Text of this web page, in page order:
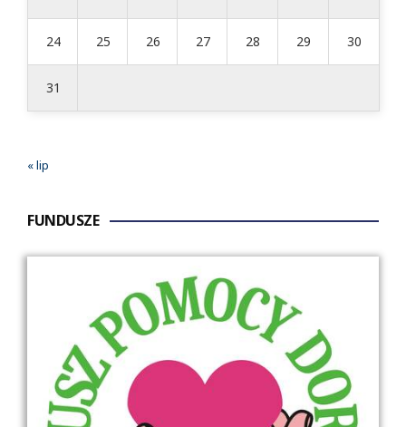
24 25 26 27 28 29 30
31
« lip
FUNDUSZE